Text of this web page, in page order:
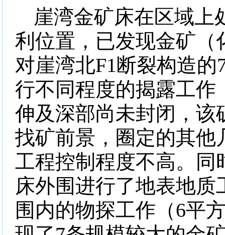
崖湾金矿床在区域上
利位置，已发现金矿（
对崖湾北F1断裂构造的
行不同程度的揭露工作
伸及深部尚未封闭，该
找矿前景，圈定的其他
工程控制程度不高。同
床外围进行了地表地质
围内的物探工作（6平